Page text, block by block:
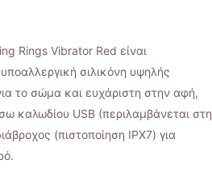
Rings Vibrator Red είναι
σιλικόνη υψηλής
το σώμα και ευχάριστη στην αφή,
καλωδίου USB (περιλαμβάνεται στη
(πιστοποίηση IPX7) για